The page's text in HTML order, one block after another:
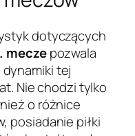
dotyczących
meczepozwala
tej
Nie chodzi tylko
o różnice
posiadanie piłki